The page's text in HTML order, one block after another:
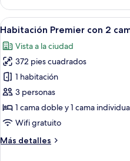
Deluxe
con
2
individuales
Abrir
todas
las
fotos
de
Habitación
Premier
con
camas
4
Habitación Premier con 2
Vista a la ciudad
372 pies cuadrados
1 habitación
3 personas
1 cama doble y 1 cama
Wifi gratuito
Más detalles
Más